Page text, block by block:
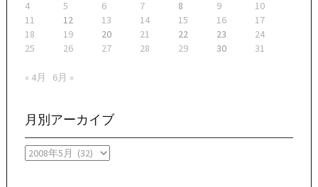
4
5 6 7 8 9
10
11
12 13 14 15 16
17
18
19 20 21 22 23
24
25
26 27 28 29 30 31
« 4月 6月 »
月別アーカイブ
月